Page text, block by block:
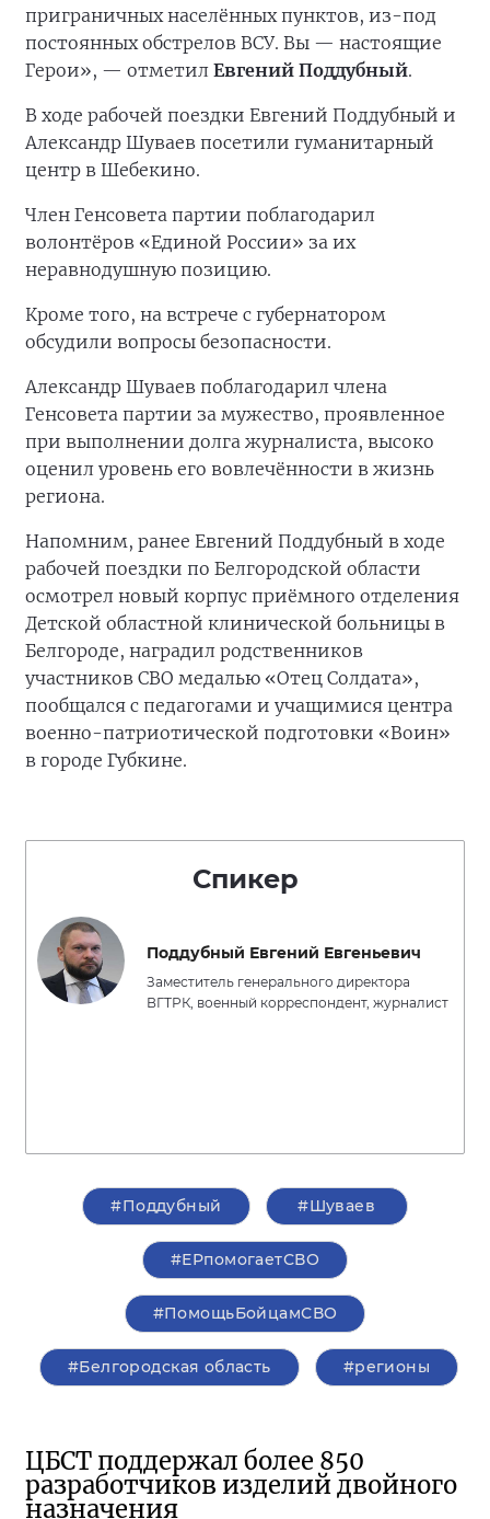
приграничных населённых пунктов, из-под
постоянных обстрелов ВСУ. Вы — настоящие
Герои», — отметил Евгений Поддубный.
В ходе рабочей поездки Евгений Поддубный и
Александр Шуваев посетили гуманитарный
центр в Шебекино.
Член Генсовета партии поблагодарил
волонтёров «Единой России» за их
неравнодушную позицию.
Кроме того, на встрече с губернатором
обсудили вопросы безопасности.
Александр Шуваев поблагодарил члена
Генсовета партии за мужество, проявленное
при выполнении долга журналиста, высоко
оценил уровень его вовлечённости в жизнь
региона.
Напомним, ранее Евгений Поддубный в ходе
рабочей поездки по Белгородской области
осмотрел новый корпус приёмного отделения
Детской областной клинической больницы в
Белгороде, наградил родственников
участников СВО медалью «Отец Солдата»,
пообщался с педагогами и учащимися центра
военно-патриотической подготовки «Воин»
в городе Губкине.
Спикер
Поддубный Евгений Евгеньевич
Заместитель генерального директора
ВГТРК, военный корреспондент, журналист
#Поддубный #Шуваев
#ЕРпомогаетСВО
#ПомощьБойцамСВО
#Белгородская область #регионы
ЦБСТ поддержал более 850
разработчиков изделий двойного
назначения